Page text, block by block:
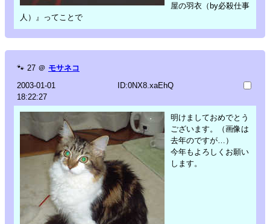
屋の羽衣（by必殺仕事
人）』ってことで
🐾 27 ＠ モサネコ
2003-01-01
18:22:27
ID:0NX8.xaEhQ
明けましておめでとう
ございます。（画像は
去年のですが…）
今年もよろしくお願い
します。